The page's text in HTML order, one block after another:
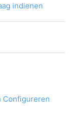
indienen
Configureren